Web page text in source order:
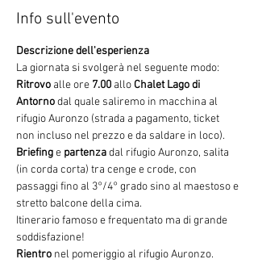
Info sull'evento
Descrizione dell'esperienza
La giornata si svolgerà nel seguente modo:
Ritrovo alle ore 7.00 allo Chalet Lago di
Antorno dal quale saliremo in macchina al
rifugio Auronzo (strada a pagamento, ticket
non incluso nel prezzo e da saldare in loco).
Briefing e partenza dal rifugio Auronzo, salita
(in corda corta) tra cenge e crode, con
passaggi fino al 3°/4° grado sino al maestoso e
stretto balcone della cima.
Itinerario famoso e frequentato ma di grande
soddisfazione!
Rientro nel pomeriggio al rifugio Auronzo.